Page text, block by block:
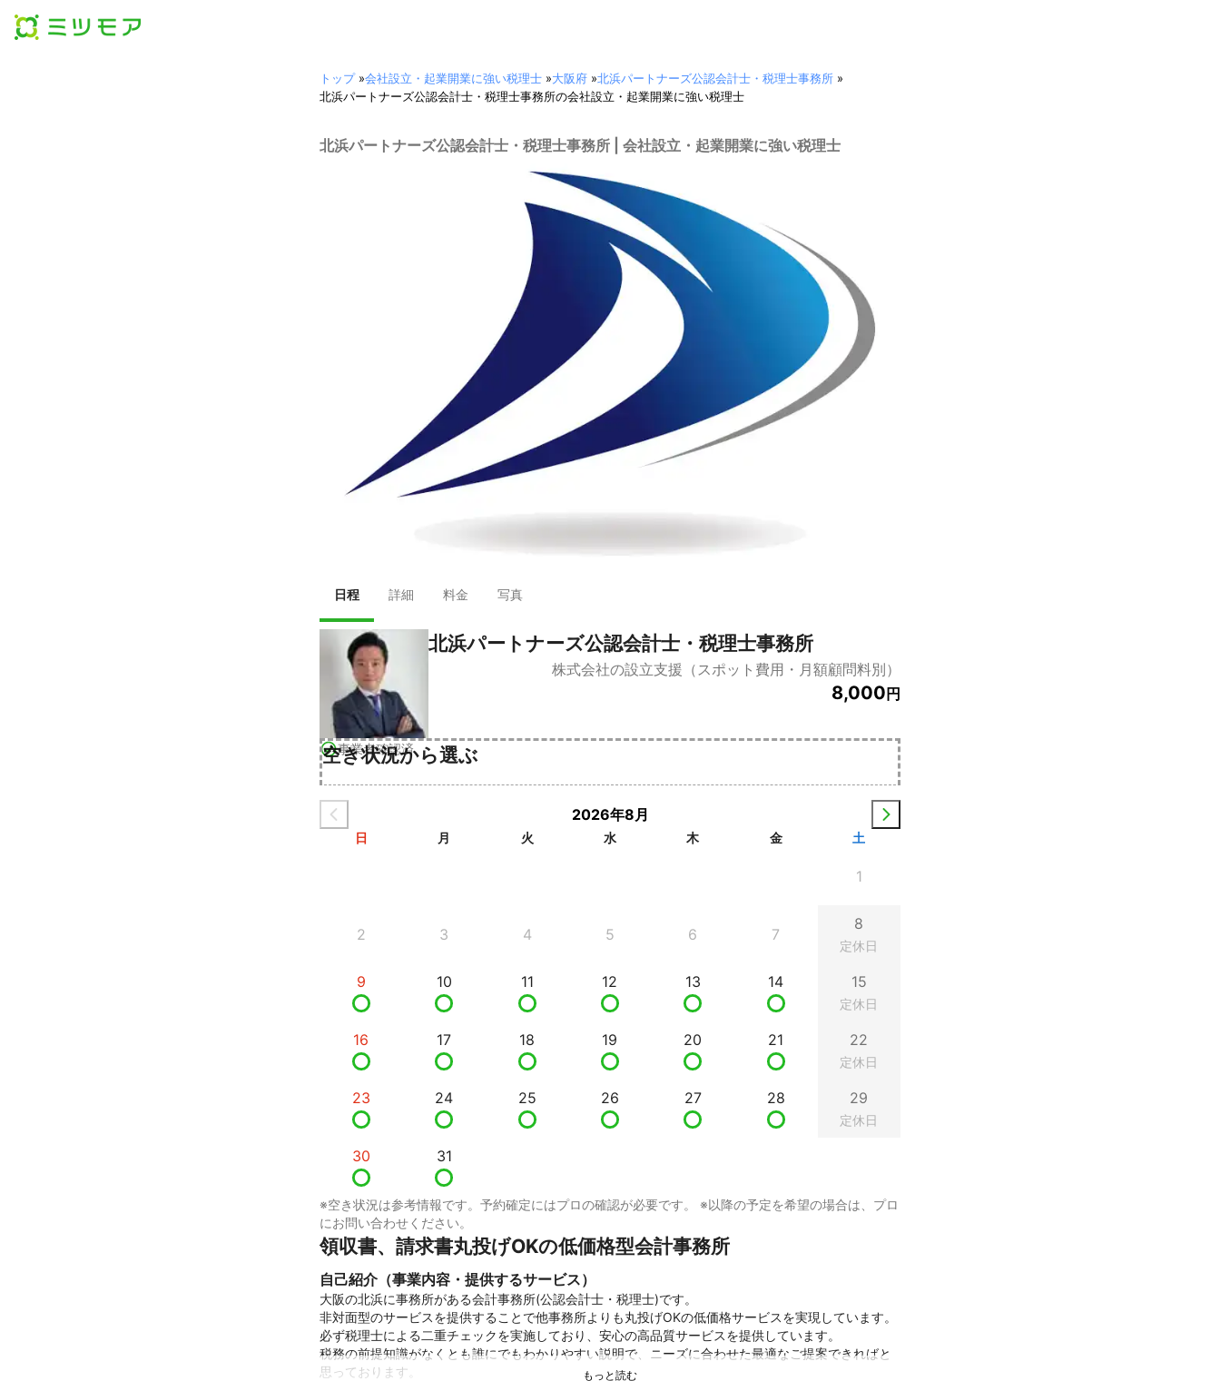
トップ»会社設立・起業開業に強い税理士 »大阪府 »北浜パートナーズ公認会計士・税理士事務所 »
北浜パートナーズ公認会計士・税理士事務所の会社設立・起業開業に強い税理士
北浜パートナーズ公認会計士・税理士事務所 | 会社設立・起業開業に強い税理士
日程 詳細 料金 写真
事業者確認済
北浜パートナーズ公認会計士・税理士事務所
株式会社の設立支援（スポット費用・月額顧問料別）
8,000 円
空き状況から選ぶ
2026年8月
日 月 火 水 木 金 土
1
2 3 4 5 6 7
8
定休日
9 10 11 12 13 14 15
定休日
16 17 18 19 20 21 22
定休日
23 24 25 26 27 28 29
定休日
30 31
※空き状況は参考情報です。予約確定にはプロの確認が必要です。 ※以降の予定を希望の場合は、プロ
にお問い合わせください。
領収書、請求書丸投げOKの低価格型会計事務所
自己紹介（事業内容・提供するサービス）
大阪の北浜に事務所がある会計事務所(公認会計士・税理士)です。
非対面型のサービスを提供することで他事務所よりも丸投げOKの低価格サービスを実現しています。
必ず税理士による二重チェックを実施しており、安心の高品質サービスを提供しています。
税務の前提知識がなくとも誰にでもわかりやすい説明で、ニーズに合わせた最適なご提案できればと
思っております。